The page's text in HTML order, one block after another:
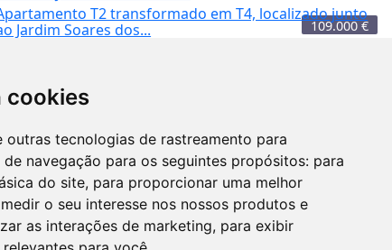
cookies
outras tecnologias de rastreamento para
navegação para os seguintes propósitos: para
do site, para proporcionar uma melhor
o seu interesse nos nossos produtos e
as interações de marketing, para exibir
109.000 €
T2 transformado em T4, localizado junto
Jardim Soares dos...
em T4,
300.000 €
Apartamento T4+1 a poucos metros da
Avenida da ...
Apartamento T2 com Varanda e Lugar de